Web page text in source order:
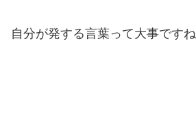
自分が発する言葉って大事ですね